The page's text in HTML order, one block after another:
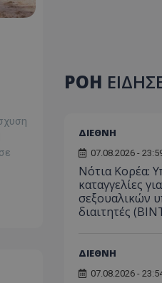
ΡΟΗ
ΔΙΕΘΝΗ
07.08.2026 -
Νότια Κορέα:
καταγγελίες
σεξουαλικών
διαιτητές
ΔΙΕΘΝΗ
07.08.2026 -